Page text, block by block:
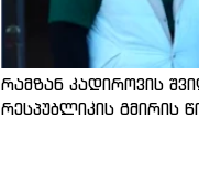
რამზან კადიროვის
რესპუბლიკის გმირის